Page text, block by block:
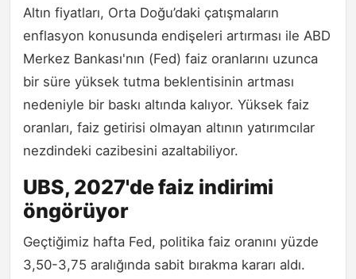
Altın fiyatları, Orta Doğu’daki çatışmaların
enflasyon konusunda endişeleri artırması ile ABD
Merkez Bankası'nın (Fed) faiz oranlarını uzunca
bir süre yüksek tutma beklentisinin artması
nedeniyle bir baskı altında kalıyor. Yüksek faiz
oranları, faiz getirisi olmayan altının yatırımcılar
nezdindeki cazibesini azaltabiliyor.
UBS, 2027'de faiz indirimi
öngörüyor
Geçtiğimiz hafta Fed, politika faiz oranını yüzde
3,50-3,75 aralığında sabit bırakma kararı aldı.